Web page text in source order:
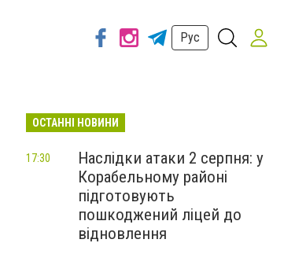
Рус
ОСТАННІ НОВИНИ
Наслідки атаки 2 серпня: у
Корабельному районі
підготовують
пошкоджений ліцей до
відновлення
17:30